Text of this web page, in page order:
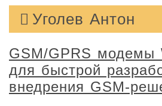
Уголев Антон
GSM/GPRS модемы
для быстрой
внедрения GSM-